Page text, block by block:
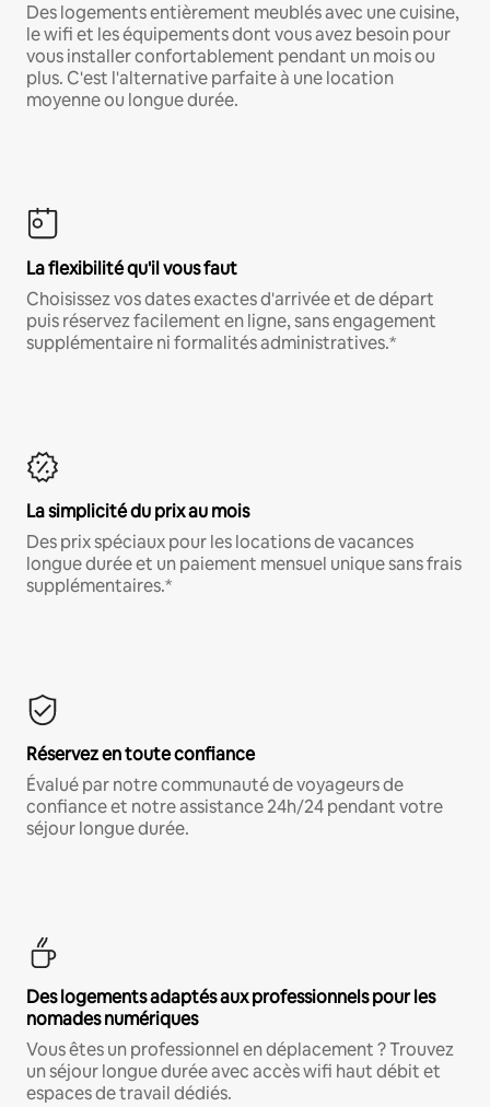
Des logements entièrement meublés avec une cuisine,
le wifi et les équipements dont vous avez besoin pour
vous installer confortablement pendant un mois ou
plus. C'est l'alternative parfaite à une location
moyenne ou longue durée.
La flexibilité qu'il vous faut
Choisissez vos dates exactes d'arrivée et de départ
puis réservez facilement en ligne, sans engagement
supplémentaire ni formalités administratives.*
La simplicité du prix au mois
Des prix spéciaux pour les locations de vacances
longue durée et un paiement mensuel unique sans frais
supplémentaires.*
Réservez en toute confiance
Évalué par notre communauté de voyageurs de
confiance et notre assistance 24h/24 pendant votre
séjour longue durée.
Des logements adaptés aux professionnels pour les
nomades numériques
Vous êtes un professionnel en déplacement ? Trouvez
un séjour longue durée avec accès wifi haut débit et
espaces de travail dédiés.